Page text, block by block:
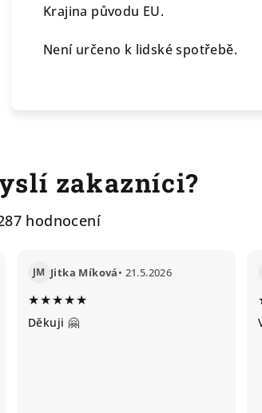
Krajina původu EU.
Není určeno k lidské spotřebě.
zakazníci?
hodnocení
JM Jitka Míková• 21.5.2026
★★★★★
Děkuji 🤗